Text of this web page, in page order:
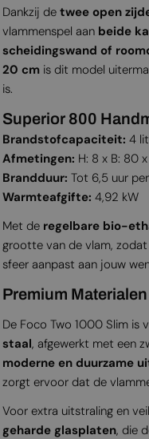
Dankzij de twee open
vlammenspel aan beide
scheidingswand of
20 cmis dit model
is.
Superior 800
Brandstofcapaciteit: 4
Afmetingen: H: 8 x B: 80
Brandduur: Tot 6,5 uur
Warmteafgifte: 4,92 kW
Met de regelbare bio-
grootte van de vlam,
sfeer aanpast aan jouw
Premium
De Foco Two 1000 Slim is
staal, afgewerkt met een
moderne en duurzame
zorgt ervoor dat de
Voor extra uitstraling en
geharde glasplaten, die